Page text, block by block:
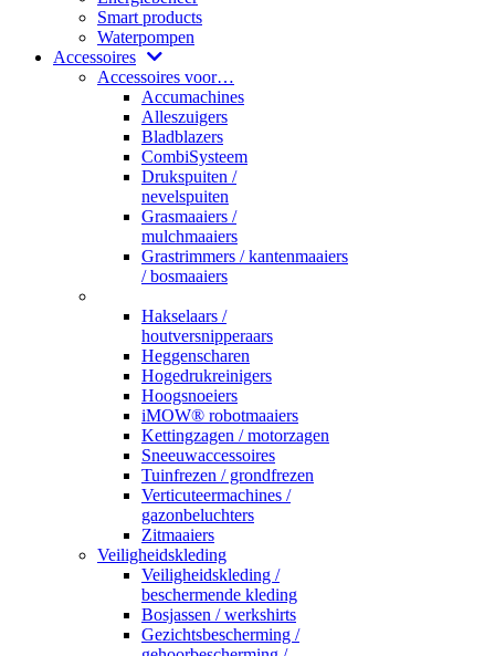
Smart products
Waterpompen
Accessoires
Accessoires voor…
Accumachines
Alleszuigers
Bladblazers
CombiSysteem
Drukspuiten /
nevelspuiten
Grasmaaiers /
mulchmaaiers
Grastrimmers / kantenmaaiers
/ bosmaaiers
Hakselaars /
houtversnipperaars
Heggenscharen
Hogedrukreinigers
Hoogsnoeiers
iMOW® robotmaaiers
Kettingzagen / motorzagen
Sneeuwaccessoires
Tuinfrezen / grondfrezen
Verticuteermachines /
gazonbeluchters
Zitmaaiers
Veiligheidskleding
Veiligheidskleding /
beschermende kleding
Bosjassen / werkshirts
Gezichtsbescherming /